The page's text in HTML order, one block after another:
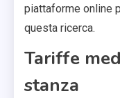
piattaforme online
questa ricerca.
Tariffe
stanza